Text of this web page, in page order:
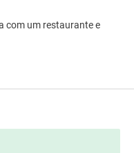
com um restaurante e